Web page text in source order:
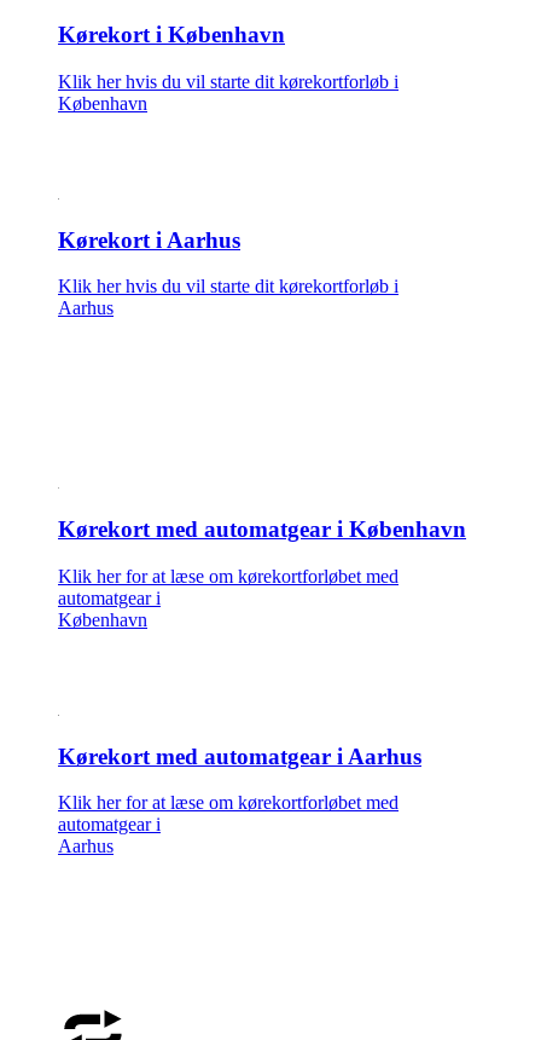
Kørekort i København
Klik her hvis du vil starte dit kørekortforløb i
København
Kørekort i Aarhus
Klik her hvis du vil starte dit kørekortforløb i
Aarhus
Kørekort med automatgear i København
Klik her for at læse om kørekortforløbet med
automatgear i
København
Kørekort med automatgear i Aarhus
Klik her for at læse om kørekortforløbet med
automatgear i
Aarhus